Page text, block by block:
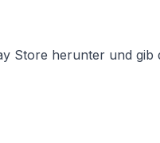
Store herunter und gib